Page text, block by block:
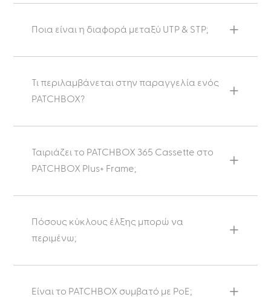
Ποια είναι η διαφορά μεταξύ UTP & STP;
Τι περιλαμβάνεται στην παραγγελία ενός
PATCHBOX?
Ταιριάζει το PATCHBOX 365 Cassette στο
PATCHBOX Plus+ Frame;
Πόσους κύκλους έλξης μπορώ να
περιμένω;
Είναι το PATCHBOX συμβατό με PoE;